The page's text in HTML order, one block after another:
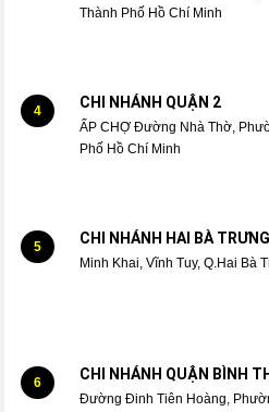
Thành Phố Hồ Chí Minh
4 CHI NHÁNH QUẬN 2
ẤP CHỢ Đường Nhà Thờ,
Phố Hồ Chí Minh
5 CHI NHÁNH HAI BÀ
Minh Khai, Vĩnh Tuy, Q.Hai Bà
6 CHI NHÁNH QUẬN BÌNH
Đường Đinh Tiên Hoàng,